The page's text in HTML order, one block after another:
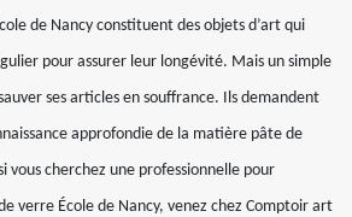
de Nancy constituent des objets d’art qui
pour assurer leur longévité. Mais un simple
ses articles en souffrance. Ils demandent
approfondie de la matière pâte de
vous cherchez une professionnelle pour
verre École de Nancy, venez chez Comptoir art